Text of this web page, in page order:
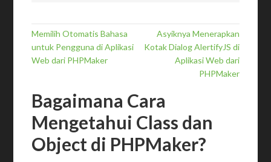
Memilih Otomatis Bahasa
untuk Pengguna di Aplikasi
Web dari PHPMaker
Asyiknya Menerapkan
Kotak Dialog AlertifyJS di
Aplikasi Web dari
PHPMaker
Bagaimana Cara
Mengetahui Class dan
Object di PHPMaker?